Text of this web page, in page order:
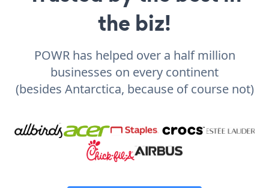
the biz!
POWR has helped over a half million
businesses on every continent
(besides Antarctica, because of course not)